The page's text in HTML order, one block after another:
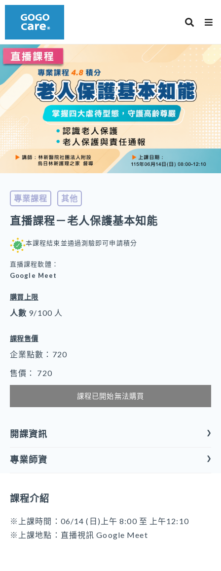
專業課程 其他
直播課程－老人保護基本知能
本課程結束並通過測驗即可申請積分
直播課程軟體：
Google Meet
購買上限
人數 9/100 人
課程售價
企業點數：720
售價： 720
課程已開始無法購買
開課資訊
開課屬性
專業課程
開課類別
專業師資
現職：林新醫院社團法人附設烏日林新護理之家 督導
專長：照顧管理、老人護理、機構管理、長照機構評鑑、老人護
課程介紹
※上課時間：06/14 (日)上午 8:00 至 上午12:10
※上課地點：直播視訊 Google Meet